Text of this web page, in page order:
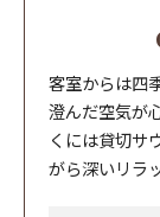
客室からは四
澄んだ空気が
くには貸切サ
がら深いリラ